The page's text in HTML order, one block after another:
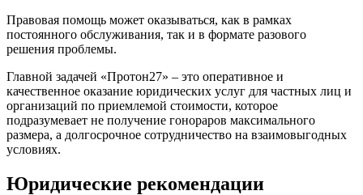
Правовая помощь может оказываться, как в рамках
постоянного обслуживания, так и в формате разового
решения проблемы.
Главной задачей «Протон27» – это оперативное и
качественное оказание юридических услуг для частных лиц и
организаций по приемлемой стоимости, которое
подразумевает не получение гонораров максимального
размера, а долгосрочное сотрудничество на взаимовыгодных
условиях.
Юридические рекомендации